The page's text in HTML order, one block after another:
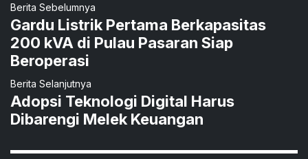
Berita Sebelumnya
Gardu Listrik Pertama Berkapasitas
200 kVA di Pulau Pasaran Siap
Beroperasi
Berita Selanjutnya
Adopsi Teknologi Digital Harus
Dibarengi Melek Keuangan